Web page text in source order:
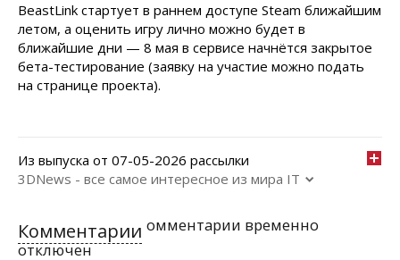
BeastLink стартует в раннем доступе Steam ближайшим
летом, а оценить игру лично можно будет в
ближайшие дни — 8 мая в сервисе начнётся закрытое
бета-тестирование (заявку на участие можно подать
на странице проекта).
Из выпуска от 07-05-2026 рассылки
3DNews - все самое интересное из мира IT
Комментарии омментарии временно
отключен